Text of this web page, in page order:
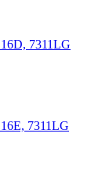
7311LG
7311LG